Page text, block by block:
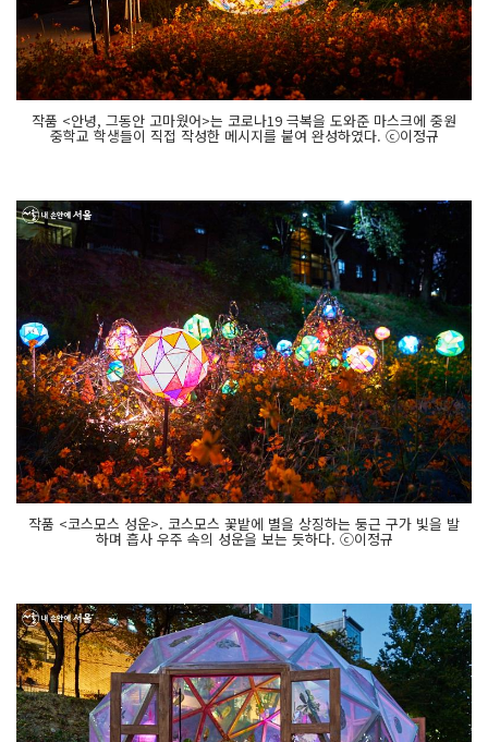
작품 <안녕, 그동안 고마웠어>는 코로나19 극복을 도와준 마스크에 중원
중학교 학생들이 직접 작성한 메시지를 붙여 완성하였다. ⓒ이정규
작품 <코스모스 성운>. 코스모스 꽃밭에 별을 상징하는 둥근 구가 빛을 발
하며 흡사 우주 속의 성운을 보는 듯하다. ⓒ이정규